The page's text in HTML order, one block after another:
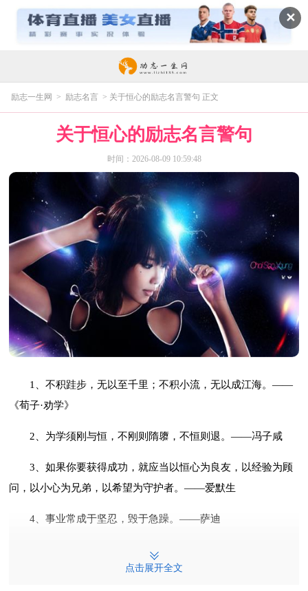
✕
励志一生网 > 励志名言 > 关于恒心的励志名言警句 正文
关于恒心的励志名言警句
时间：2026-08-09 10:59:48
1、不积跬步，无以至千里；不积小流，无以成江海。——
《荀子·劝学》
2、为学须刚与恒，不刚则隋隳，不恒则退。——冯子咸
3、如果你要获得成功，就应当以恒心为良友，以经验为顾
问，以小心为兄弟，以希望为守护者。——爱默生
4、事业常成于坚忍，毁于急躁。——萨迪
5、如果你希望成功，以恒心为良友，以经验为参谋，以小
心为兄弟，以希望为哨兵。点击展开全文